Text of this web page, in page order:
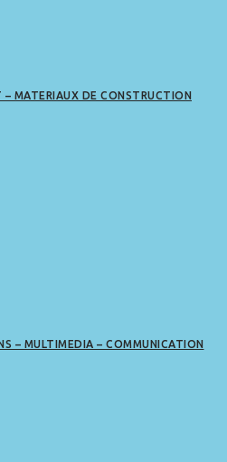
– MATERIAUX DE CONSTRUCTION
– MULTIMEDIA – COMMUNICATION